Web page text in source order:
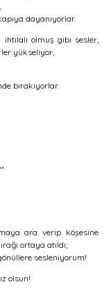
dayanıyorlar.
ihtilali olmuş gibi sesler,
yükseliyor,
bırakıyorlar.
ara verip köşesine
ortaya atıldı;
sesleniyorum!
olsun!